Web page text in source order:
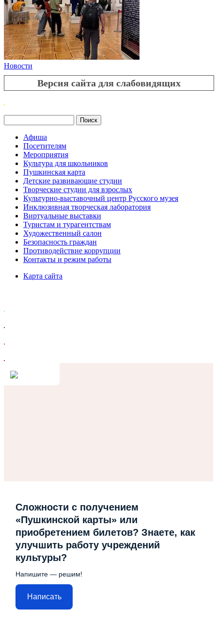
Новости
Версия сайта для слабовидящих
Афиша
Посетителям
Мероприятия
Культура для школьников
Пушкинская карта
Детские развивающие студии
Творческие студии для взрослых
Культурно-выставочный центр Русского музея
Инклюзивная творческая лаборатория
Виртуальные выставки
Туристам и турагентствам
Художественный салон
Безопасность граждан
Противодействие коррупции
Контакты и режим работы
Карта сайта
Сложности с получением
«Пушкинской карты» или
приобретением билетов? Знаете, как
улучшить работу учреждений
культуры?
Напишите — решим!
Написать